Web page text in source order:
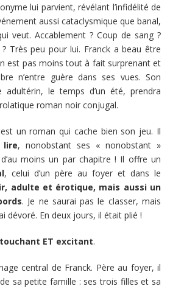
lui parvient, révélant l’infidélité de
aussi cataclysmique que banal,
veut. Accablement ? Coup de sang ?
Très peu pour lui. Franck a beau être
est pas moins tout à fait surprenant et
n’entre guère dans ses vues. Son
le temps d’un été, prendra
roman noir conjugal.
est un roman qui cache bien son jeu. Il
lire, nonobstant ses « nonobstant »
moins un par chapitre ! Il offre un
, celui d’un père au foyer et dans le
adulte et érotique, mais aussi un
. Je ne saurai pas le classer, mais
dévoré. En deux jours, il était plié !
ET excitant.
central de Franck. Père au foyer, il
sa petite famille : ses trois filles et sa